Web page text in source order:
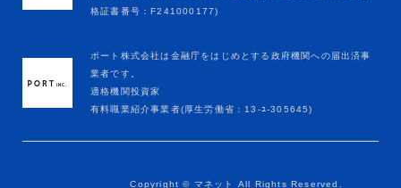
格証書番号：F241000177)
ポート株式会社は金融庁をはじめとする政府機関への届出済事
業者です。
適格機関投資家
有料職業紹介事業者(厚生労働省：13-ﾕ-305645)